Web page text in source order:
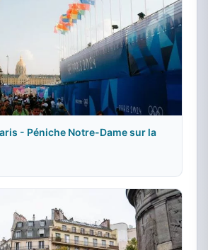
- Péniche Notre-Dame sur la